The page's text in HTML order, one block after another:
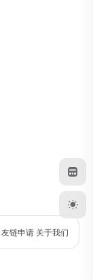
友链申请 关于我们